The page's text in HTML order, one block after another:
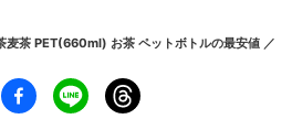
麦茶 PET(660ml) お茶 ペットボトルの最安値 ／